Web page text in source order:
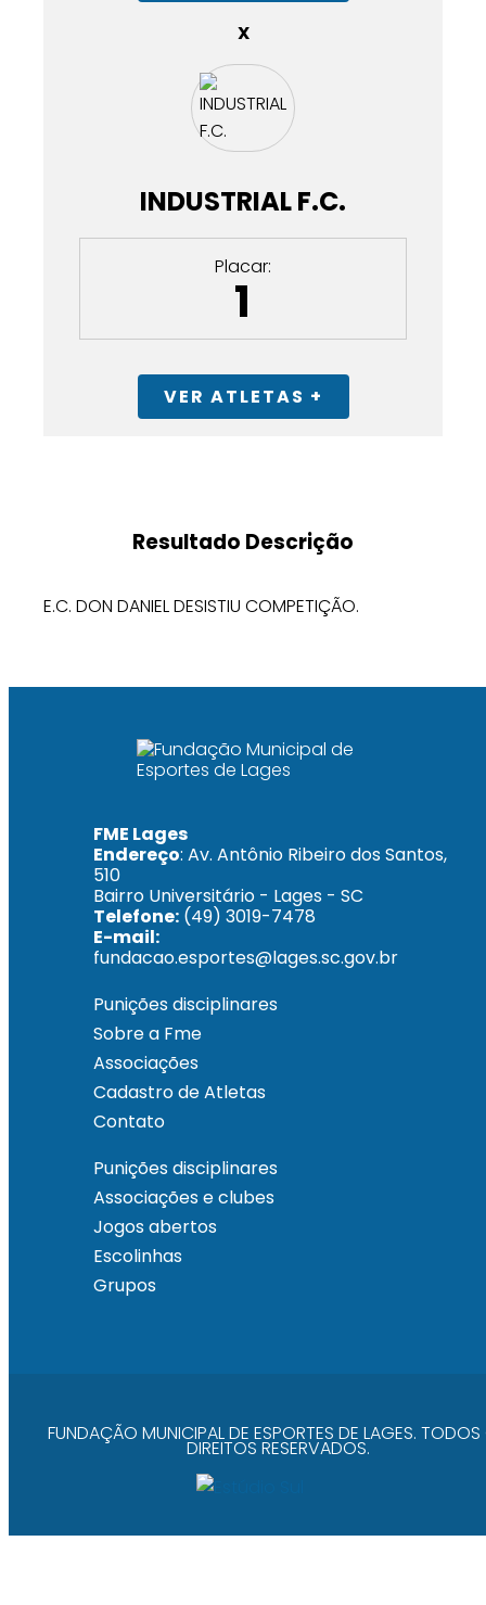
X
INDUSTRIAL F.C.
Placar:
1
VER ATLETAS +
Resultado Descrição
E.C. DON DANIEL DESISTIU COMPETIÇÃO.
FME Lages
Endereço: Av. Antônio Ribeiro dos Santos,
510
Bairro Universitário - Lages - SC
Telefone: (49) 3019-7478
E-mail:
fundacao.esportes@lages.sc.gov.br
Punições disciplinares
Sobre a Fme
Associações
Cadastro de Atletas
Contato
Punições disciplinares
Associações e clubes
Jogos abertos
Escolinhas
Grupos
FUNDAÇÃO MUNICIPAL DE ESPORTES DE LAGES.
DIREITOS RESERVADOS.